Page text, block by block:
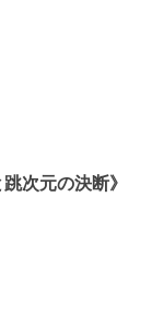
次元の決断》